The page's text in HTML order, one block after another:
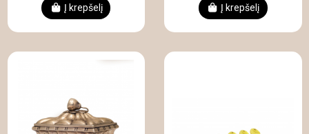
Į krepšelį Į krepšelį